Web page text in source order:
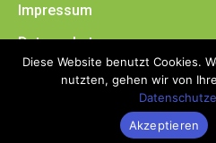
Impressum
Datenschutz
Socials
Diese Website benutzt Cookies.
nutzten, gehen wir von
Akzeptieren